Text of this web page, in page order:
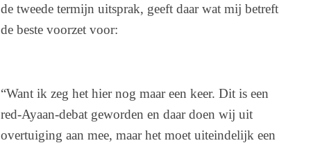
de tweede termijn uitsprak, geeft daar wat mij betreft
de beste voorzet voor:
“Want ik zeg het hier nog maar een keer. Dit is een
red-Ayaan-debat geworden en daar doen wij uit
overtuiging aan mee, maar het moet uiteindelijk een